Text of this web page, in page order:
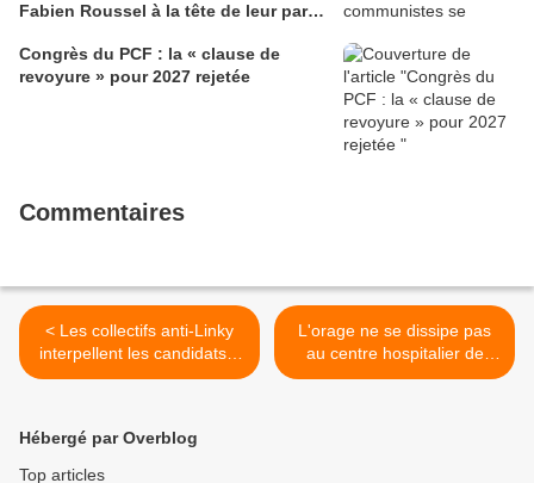
Fabien Roussel à la tête de leur parti,
Lille. Le secrétaire national, dont la
candidature devrait être officialisée le
Congrès du PCF : la « clause de
revoyure » pour 2027 rejetée
Commentaires
< Les collectifs anti-Linky
interpellent les candidats à
la présidentielle: vidéo du
L'orage ne se dissipe pas
au centre hospitalier de
Morlaix (Ouest-France, 22
Hébergé par Overblog
Top articles